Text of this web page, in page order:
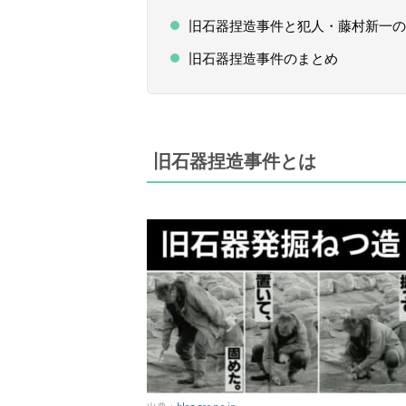
旧石器捏造事件と犯人・藤村新一
旧石器捏造事件のまとめ
旧石器捏造事件とは